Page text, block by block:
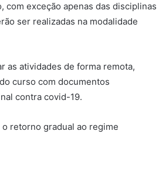
exceção apenas das disciplinas
ser realizadas na modalidade
as atividades de forma remota,
curso com documentos
contra covid-19.
retorno gradual ao regime